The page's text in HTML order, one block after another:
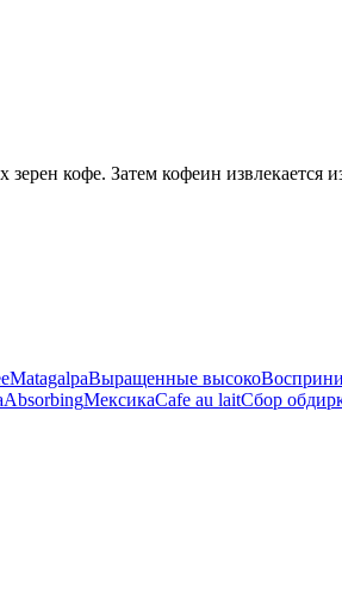
кофе. Затем кофеин
MatagalpaВыращенные высоко
AbsorbingМексикаCafe au laitСбор